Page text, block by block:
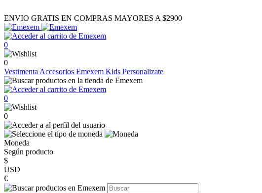
ENVIO GRATIS EN COMPRAS MAYORES A $2900
0
0
Vestimenta Accesorios Emexem Kids Personalizate
0
0
Moneda
Según producto
$
USD
€